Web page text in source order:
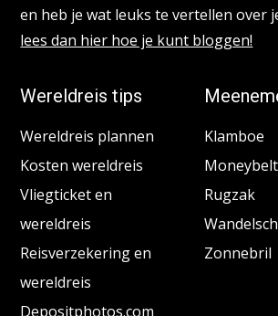
en heb je wat leuks te vertellen over
lees dan hier hoe je kunt bloggen!
Wereldreis tips
Wereldreis plannen
Kosten wereldreis
Vliegticket en
wereldreis
Reisverzekering en
wereldreis
Depositphotos.com
Klamboe
Moneybelt
Rugzak
Zonnebril